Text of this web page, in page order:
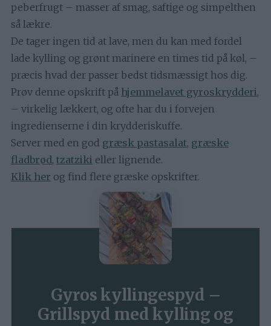
peberfrugt – masser af smag, saftige og simpelthen
så lækre.
De tager ingen tid at lave, men du kan med fordel
lade kylling og grønt marinere en times tid på køl, –
præcis hvad der passer bedst tidsmæssigt hos dig.
Prøv denne opskrift på hjemmelavet gyroskrydderi,
– virkelig lækkert, og ofte har du i forvejen
ingredienserne i din krydderiskuffe.
Server med en god græsk pastasalat, græske
fladbrød, tzatziki eller lignende.
Klik her og find flere græske opskrifter.
Gyros kyllingespyd –
Grillspyd med kylling og